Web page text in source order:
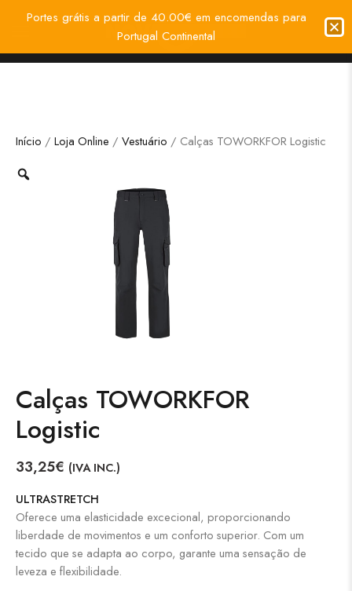
Início / Loja Online / Vestuário / Calças TOWORKFOR Logistic
Calças TOWORKFOR
Logistic
33,25€ (IVA INC.)
ULTRASTRETCH
Oferece uma elasticidade excecional, proporcionando
liberdade de movimentos e um conforto superior. Com um
tecido que se adapta ao corpo, garante uma sensação de
leveza e flexibilidade.
Portes grátis a partir de 40.00€ em encomendas para
Portugal Continental